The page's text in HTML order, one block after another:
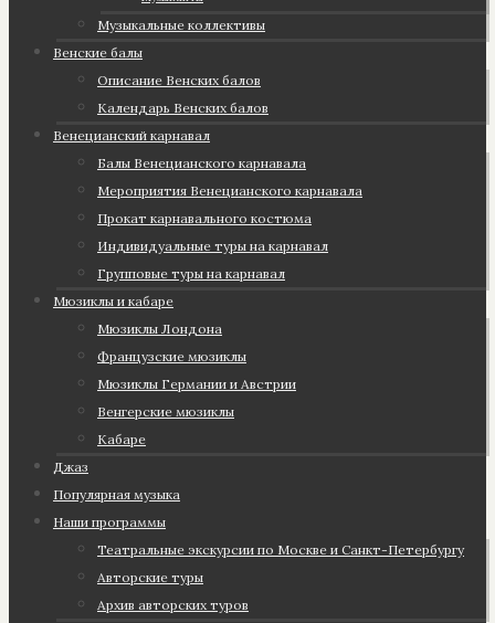
Музыкальные коллективы
Венские балы
Описание Венских балов
Календарь Венских балов
Венецианский карнавал
Балы Венецианского карнавала
Мероприятия Венецианского карнавала
Прокат карнавального костюма
Индивидуальные туры на карнавал
Групповые туры на карнавал
Мюзиклы и кабаре
Мюзиклы Лондона
Французские мюзиклы
Мюзиклы Германии и Австрии
Венгерские мюзиклы
Кабаре
Джаз
Популярная музыка
Наши программы
Театральные экскурсии по Москве и Санкт-Петербургу
Авторские туры
Архив авторских туров